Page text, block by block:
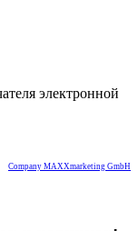
электронной
Company MAXXmarketing GmbH